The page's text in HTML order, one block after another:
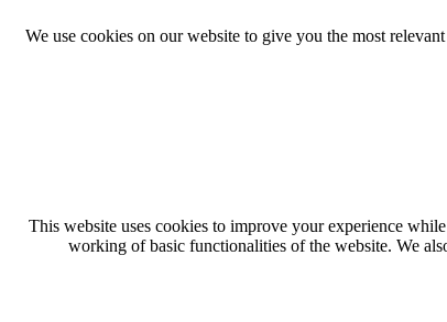
We use cookies on our website to give you the most
This website uses cookies to improve your experience
working of basic functionalities of the website. We